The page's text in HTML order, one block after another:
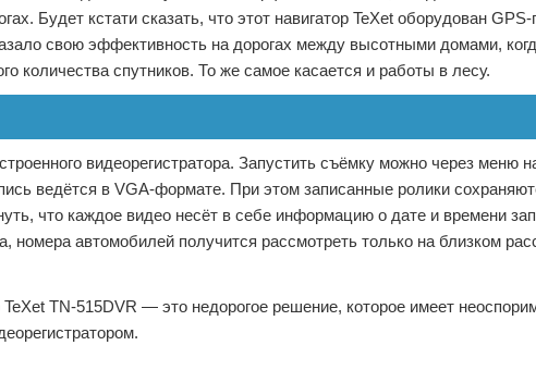
Будет кстати сказать, что этот навигатор TeXet оборудован
свою эффективность на дорогах между высотными домами,
количества спутников. То же самое касается и работы в лесу.
видеорегистратора. Запустить съёмку можно через меню
ведётся в VGA-формате. При этом записанные ролики
что каждое видео несёт в себе информацию о дате и времени
номера автомобилей получится рассмотреть только на близком
TN-515DVR — это недорогое решение, которое имеет